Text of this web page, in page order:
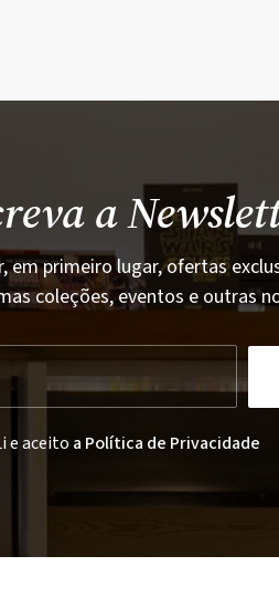
a
em primeiro lugar, ofertas
coleções, eventos e outras
e aceito a Política de Privacidade